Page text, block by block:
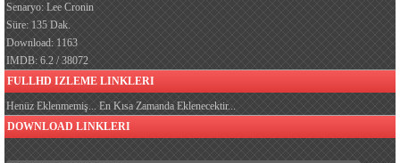
Senaryo: Lee Cronin
Süre: 135 Dak.
Download: 1163
IMDB: 6.2 / 38072
FULLHD IZLEME LINKLERI
Henüz Eklenmemiş... En Kısa Zamanda Eklenecektir...
DOWNLOAD LINKLERI